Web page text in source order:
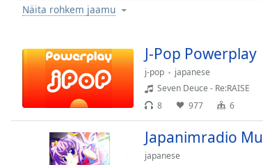
Remaining
Chapters
Chapters
Näita rohkem jaamu
J-Pop Powerplay
j-pop
japanese
Seven Deuce - Re:RAISE
8
977 6
Japanimradio
japanese